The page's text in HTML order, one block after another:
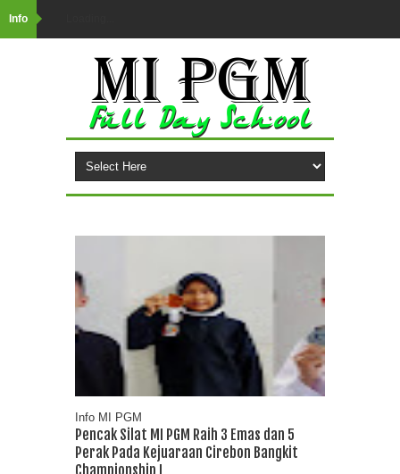
Info
Info MI PGM
Pencak Silat MI PGM Raih 3 Emas dan 5
Perak Pada Kejuaraan Cirebon Bangkit
Championship I